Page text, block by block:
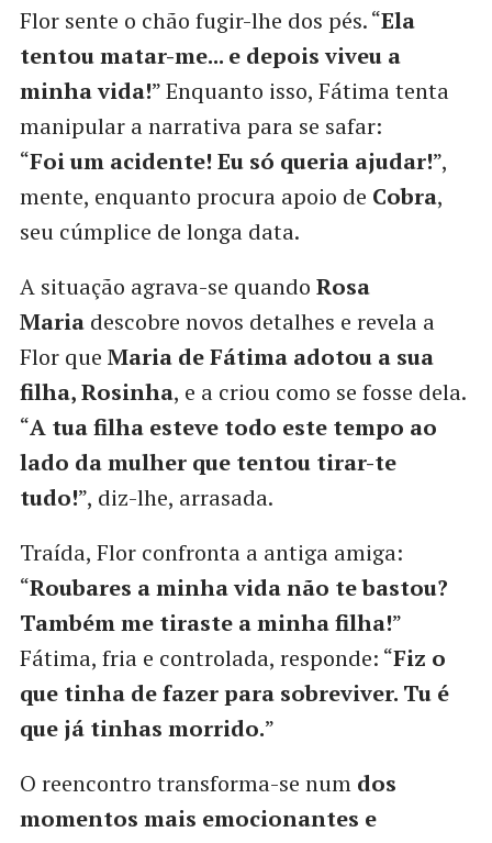
Flor sente o chão fugir-lhe dos pés. “Ela
tentou matar-me... e depois viveu a
minha vida!” Enquanto isso, Fátima tenta
manipular a narrativa para se safar:
“Foi um acidente! Eu só queria ajudar!”,
mente, enquanto procura apoio de Cobra,
seu cúmplice de longa data.
A situação agrava-se quando Rosa
Mariadescobre novos detalhes e revela a
Flor que Maria de Fátima adotou a sua
filha, Rosinha, e a criou como se fosse dela.
“A tua filha esteve todo este tempo ao
lado da mulher que tentou tirar-te
tudo!”, diz-lhe, arrasada.
Traída, Flor confronta a antiga amiga:
“Roubares a minha vida não te bastou?
Também me tiraste a minha filha!”
Fátima, fria e controlada, responde: “Fiz o
que tinha de fazer para sobreviver. Tu é
que já tinhas morrido.”
O reencontro transforma-se num dos
momentos mais emocionantes e